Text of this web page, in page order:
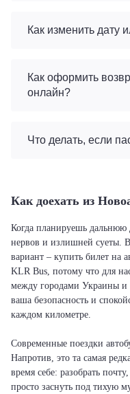
Как изменить дату
Как оформить
онлайн?
Что делать, если
Как доехать из
Когда планируешь дальнюю
нервов и излишней суеты.
вариант – купить билет на
KLR Bus, потому что для
между городами Украины и
ваша безопасность и
каждом километре.
Современные поездки
Напротив, это та самая
время себе: разобрать
просто заснуть под тихую